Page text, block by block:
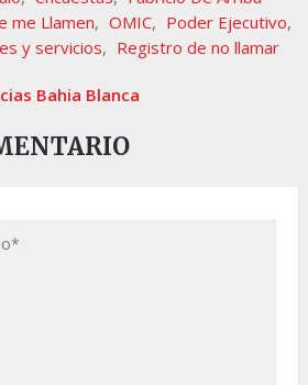
me Llamen, OMIC, Poder Ejecutivo,
y servicios, Registro de no llamar
Bahia Blanca